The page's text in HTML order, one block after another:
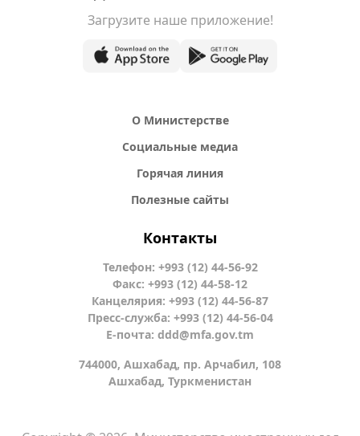
Загрузите наше приложение!
О Министерстве
Социальные медиа
Горячая линия
Полезные сайты
Контакты
Телефон: +993 (12) 44-56-92
Факс: +993 (12) 44-58-12
Канцелярия: +993 (12) 44-56-87
Пресс-служба: +993 (12) 44-56-04
Е-почта: ddd@mfa.gov.tm
744000, Ашхабад, пр. Арчабил, 108
Ашхабад, Туркменистан